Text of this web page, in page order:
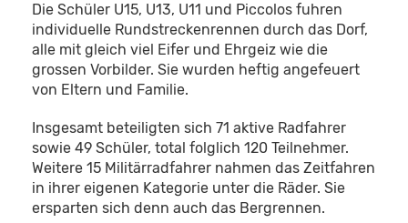
Die Schüler U15, U13, U11 und Piccolos fuhren
individuelle Rundstreckenrennen durch das Dorf,
alle mit gleich viel Eifer und Ehrgeiz wie die
grossen Vorbilder. Sie wurden heftig angefeuert
von Eltern und Familie.
Insgesamt beteiligten sich 71 aktive Radfahrer
sowie 49 Schüler, total folglich 120 Teilnehmer.
Weitere 15 Militärradfahrer nahmen das Zeitfahren
in ihrer eigenen Kategorie unter die Räder. Sie
ersparten sich denn auch das Bergrennen.